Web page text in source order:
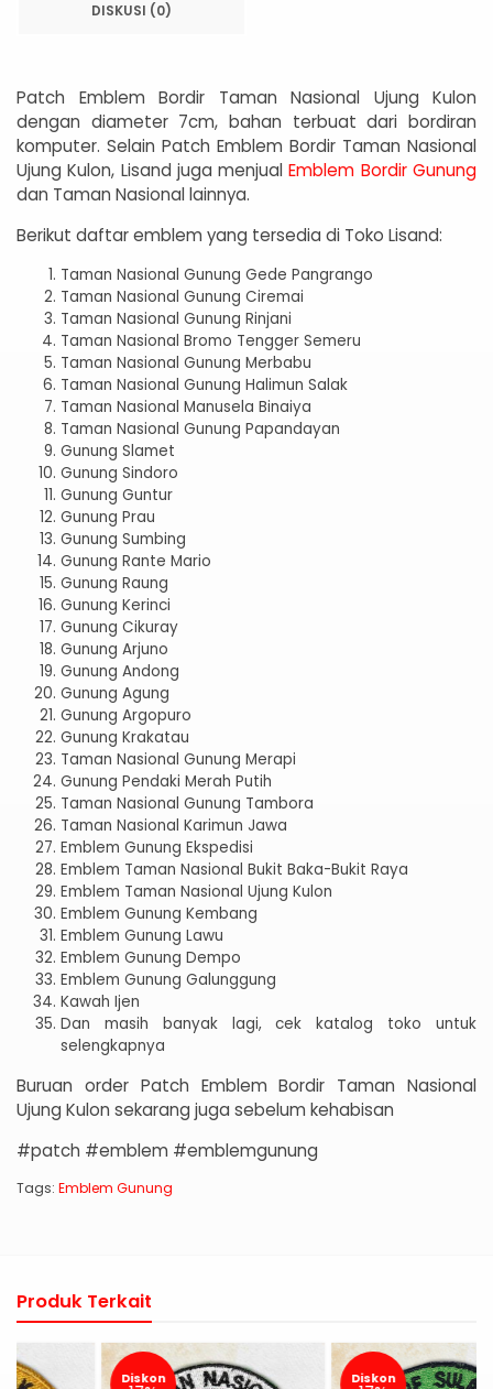
DISKUSI (0)
Patch Emblem Bordir Taman Nasional Ujung Kulon
dengan diameter 7cm, bahan terbuat dari bordiran
komputer. Selain Patch Emblem Bordir Taman Nasional
Ujung Kulon, Lisand juga menjualEmblem Bordir Gunung
dan Taman Nasional lainnya.
Berikut daftar emblem yang tersedia di Toko Lisand:
Taman Nasional Gunung Gede Pangrango
Taman Nasional Gunung Ciremai
Taman Nasional Gunung Rinjani
Taman Nasional Bromo Tengger Semeru
Taman Nasional Gunung Merbabu
Taman Nasional Gunung Halimun Salak
Taman Nasional Manusela Binaiya
Taman Nasional Gunung Papandayan
Gunung Slamet
Gunung Sindoro
Gunung Guntur
Gunung Prau
Gunung Sumbing
Gunung Rante Mario
Gunung Raung
Gunung Kerinci
Gunung Cikuray
Gunung Arjuno
Gunung Andong
Gunung Agung
Gunung Argopuro
Gunung Krakatau
Taman Nasional Gunung Merapi
Gunung Pendaki Merah Putih
Taman Nasional Gunung Tambora
Taman Nasional Karimun Jawa
Emblem Gunung Ekspedisi
Emblem Taman Nasional Bukit Baka-Bukit Raya
Emblem Taman Nasional Ujung Kulon
Emblem Gunung Kembang
Emblem Gunung Lawu
Emblem Gunung Dempo
Emblem Gunung Galunggung
Kawah Ijen
Dan masih banyak lagi, cek katalog toko untuk
selengkapnya
Buruan order Patch Emblem Bordir Taman Nasional
Ujung Kulon sekarang juga sebelum kehabisan
#patch #emblem #emblemgunung
Tags: Emblem Gunung
Produk Terkait
Diskon Diskon